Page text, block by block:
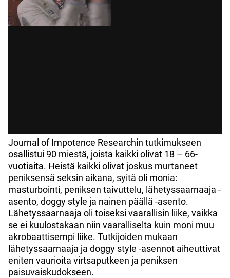
Journal of Impotence Researchin tutkimukseen
osallistui 90 miestä, joista kaikki olivat 18 – 66-
vuotiaita. Heistä kaikki olivat joskus murtaneet
peniksensä seksin aikana, syitä oli monia:
masturbointi, peniksen taivuttelu, lähetyssaarnaaja -
asento, doggy style ja nainen päällä -asento.
Lähetyssaarnaaja oli toiseksi vaarallisin liike, vaikka
se ei kuulostakaan niin vaaralliselta kuin moni muu
akrobaattisempi liike. Tutkijoiden mukaan
lähetyssaarnaaja ja doggy style -asennot aiheuttivat
eniten vaurioita virtsaputkeen ja peniksen
paisuvaiskudokseen.